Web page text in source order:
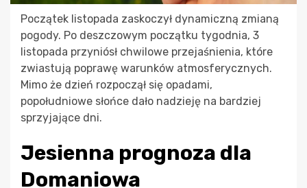
Początek listopada zaskoczył dynamiczną zmianą
pogody. Po deszczowym początku tygodnia, 3
listopada przyniósł chwilowe przejaśnienia, które
zwiastują poprawę warunków atmosferycznych.
Mimo że dzień rozpoczął się opadami,
popołudniowe słońce dało nadzieję na bardziej
sprzyjające dni.
Jesienna prognoza dla
Domaniowa